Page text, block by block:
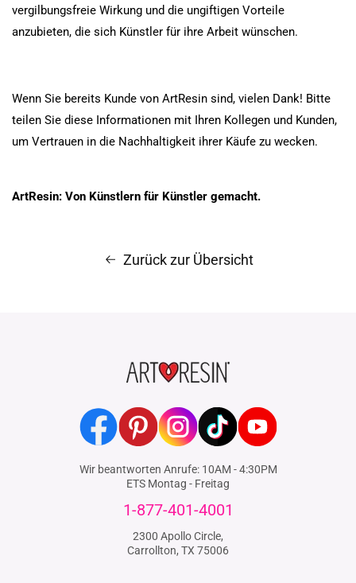
vergilbungsfreie Wirkung und die ungiftigen Vorteile
anzubieten, die sich Künstler für ihre Arbeit wünschen.
Wenn Sie bereits Kunde von ArtResin sind, vielen Dank! Bitte
teilen Sie diese Informationen mit Ihren Kollegen und Kunden,
um Vertrauen in die Nachhaltigkeit ihrer Käufe zu wecken.
ArtResin: Von Künstlern für Künstler gemacht.
Zurück zur Übersicht
FacebookPinterestInstagramTikTok YouTube
Wir beantworten Anrufe: 10AM - 4:30PM
ETS Montag - Freitag
1-877-401-4001
2300 Apollo Circle,
Carrollton, TX 75006